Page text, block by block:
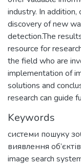
industry. In
discovery of new
detection.The
resource for
the field who are
implementation of
solutions and
research can guide
Keywords
системи пошуку
виявлення об’єктів
image search